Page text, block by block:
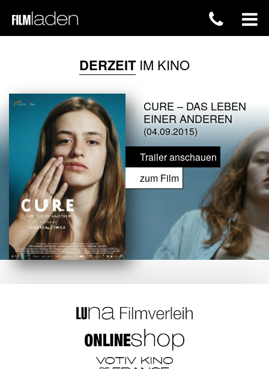
DERZEITIM KINO
CURE – DAS LEBEN
EINER ANDEREN
(04.09.2015)
Trailer anschauen
zum Film